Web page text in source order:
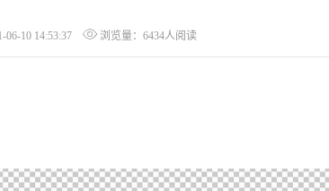
06-10 14:53:37 浏览量：6434人阅读